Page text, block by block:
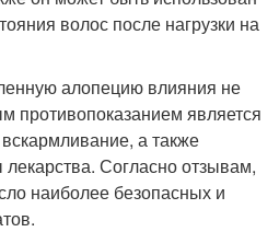
волос после нагрузки на
алопецию влияния не
противопоказанием является
а также
Согласно отзывам,
наиболее безопасных и